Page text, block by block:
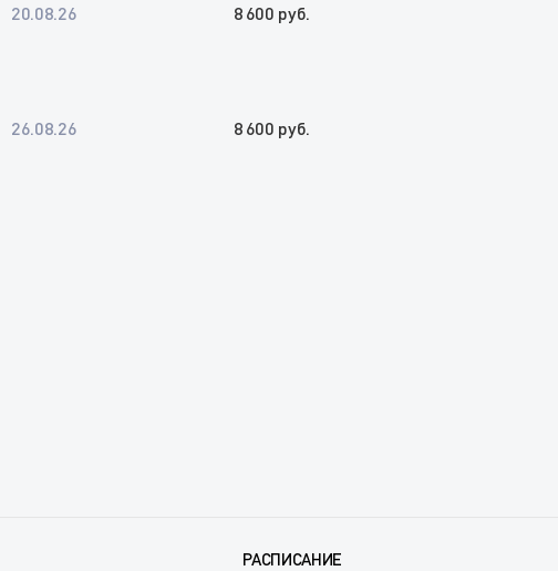
20.08.26 8 600 руб.
26.08.26 8 600 руб.
РАСПИСАНИЕ